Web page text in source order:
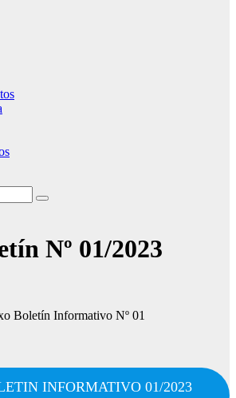
Nº 01/2023
Boletín Informativo Nº 01
INFORMATIVO 01/2023